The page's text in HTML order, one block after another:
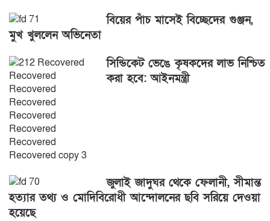
বিয়ের পাঁচ মাসেই বিচ্ছেদের গুঞ্জন,
মুখ খুললেন অভিনেতা
সিন্ডিকেট ভেঙে কৃষকদের লাভ নিশ্চিত
করা হবে: আইনমন্ত্রী
জুলাই জাদুঘর থেকে ফেলানী, সীমান্ত
হত্যার তথ্য ও মোদিবিরোধী আন্দোলনের ছবি সরিয়ে দেওয়া
হয়েছে